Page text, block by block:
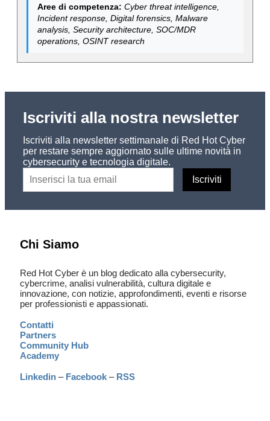
Aree di competenza: Cyber threat intelligence,
Incident response, Digital forensics, Malware
analysis, Security architecture, SOC/MDR
operations, OSINT research
Iscriviti alla nostra newsletter
Iscriviti alla newsletter settimanale di Red Hot Cyber
per restare sempre aggiornato sulle ultime novità in
cybersecurity e tecnologia digitale.
Chi Siamo
Red Hot Cyber è un blog dedicato alla cybersecurity,
cybercrime, analisi vulnerabilità, cultura digitale e
innovazione, con notizie, approfondimenti, eventi e risorse
per professionisti e appassionati.
Contatti
Partners
Community Hub
Academy
Linkedin – Facebook – RSS